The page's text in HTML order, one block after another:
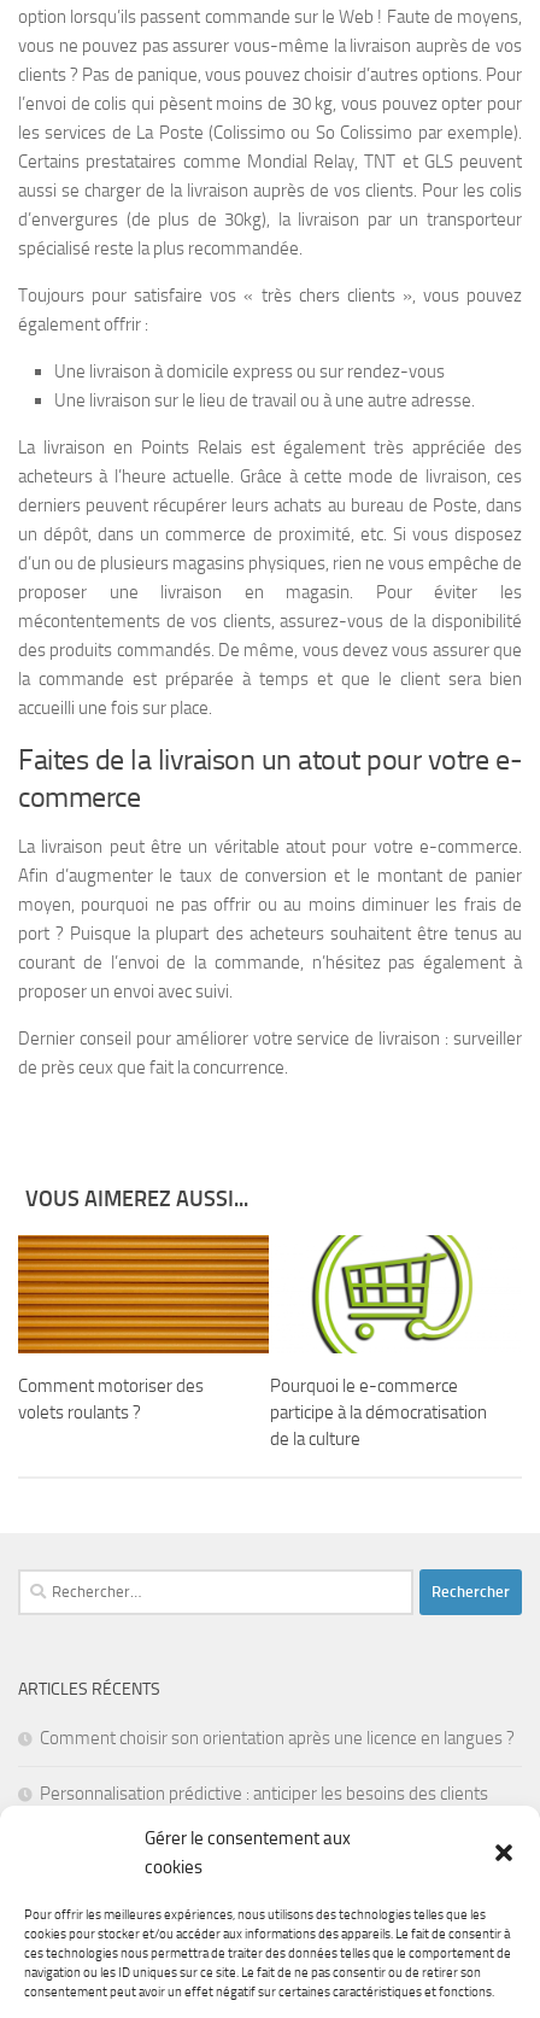
Gérer le consentement aux
cookies
Pour offrir les meilleures expériences, nous utilisons des technologies telles que les
cookies pour stocker et/ou accéder aux informations des appareils. Le fait de consentir à
ces technologies nous permettra de traiter des données telles que le comportement de
navigation ou les ID uniques sur ce site. Le fait de ne pas consentir ou de retirer son
consentement peut avoir un effet négatif sur certaines caractéristiques et fonctions.
option lorsqu’ils passent commande sur le Web ! Faute de moyens,
vous ne pouvez pas assurer vous-même la livraison auprès de vos
clients ? Pas de panique, vous pouvez choisir d’autres options. Pour
l’envoi de colis qui pèsent moins de 30 kg, vous pouvez opter pour
les services de La Poste (Colissimo ou So Colissimo par exemple).
Certains prestataires comme Mondial Relay, TNT et GLS peuvent
aussi se charger de la livraison auprès de vos clients. Pour les colis
d’envergures (de plus de 30kg), la livraison par un transporteur
spécialisé reste la plus recommandée.
Toujours pour satisfaire vos « très chers clients », vous pouvez
également offrir :
Une livraison à domicile express ou sur rendez-vous
Une livraison sur le lieu de travail ou à une autre adresse.
La livraison en Points Relais est également très appréciée des
acheteurs à l’heure actuelle. Grâce à cette mode de livraison, ces
derniers peuvent récupérer leurs achats au bureau de Poste, dans
un dépôt, dans un commerce de proximité, etc. Si vous disposez
d’un ou de plusieurs magasins physiques, rien ne vous empêche de
proposer une livraison en magasin. Pour éviter les
mécontentements de vos clients, assurez-vous de la disponibilité
des produits commandés. De même, vous devez vous assurer que
la commande est préparée à temps et que le client sera bien
accueilli une fois sur place.
Faites de la livraison un atout pour votre e-
commerce
La livraison peut être un véritable atout pour votre e-commerce.
Afin d’augmenter le taux de conversion et le montant de panier
moyen, pourquoi ne pas offrir ou au moins diminuer les frais de
port ? Puisque la plupart des acheteurs souhaitent être tenus au
courant de l’envoi de la commande, n’hésitez pas également à
proposer un envoi avec suivi.
Dernier conseil pour améliorer votre service de livraison : surveiller
de près ceux que fait la concurrence.
VOUS AIMEREZ AUSSI...
Comment motoriser des
volets roulants ?
Pourquoi le e-commerce
participe à la démocratisation
de la culture
Rechercher :
ARTICLES RÉCENTS
Comment choisir son orientation après une licence en langues ?
Personnalisation prédictive : anticiper les besoins des clients
La réalité mixte pour former les employés en situations de crise
Les batteries à semi-conducteurs : une révolution pour
l’électronique portable